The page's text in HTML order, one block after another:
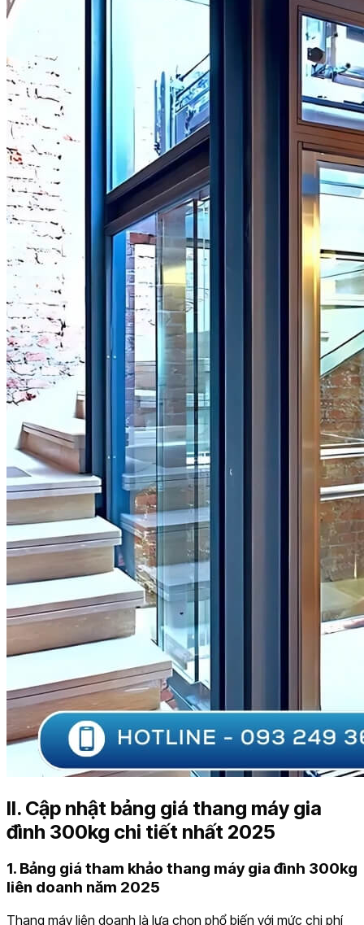
II. Cập nhật bảng giá thang máy gia
đình 300kg chi tiết nhất 2025
1. Bảng giá tham khảo thang máy gia đình 300kg
liên doanh năm 2025
Thang máy liên doanh là lựa chọn phổ biến với mức chi phí